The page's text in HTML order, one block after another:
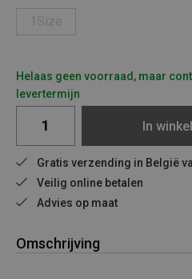
Helaas geen voorraad, maar
levertermijn
In
Gratis verzending in België
Veilig online betalen
Advies op maat
Omschrijving